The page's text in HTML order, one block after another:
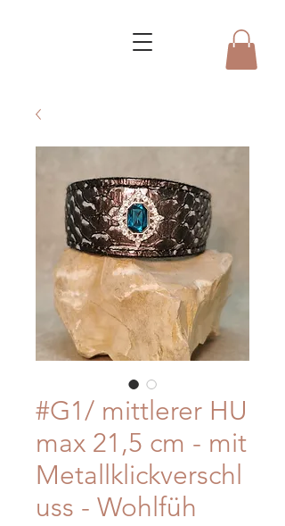
#G1/ mittlerer HU
max 21,5 cm - mit
Metallklickverschl
uss - Wohlfüh